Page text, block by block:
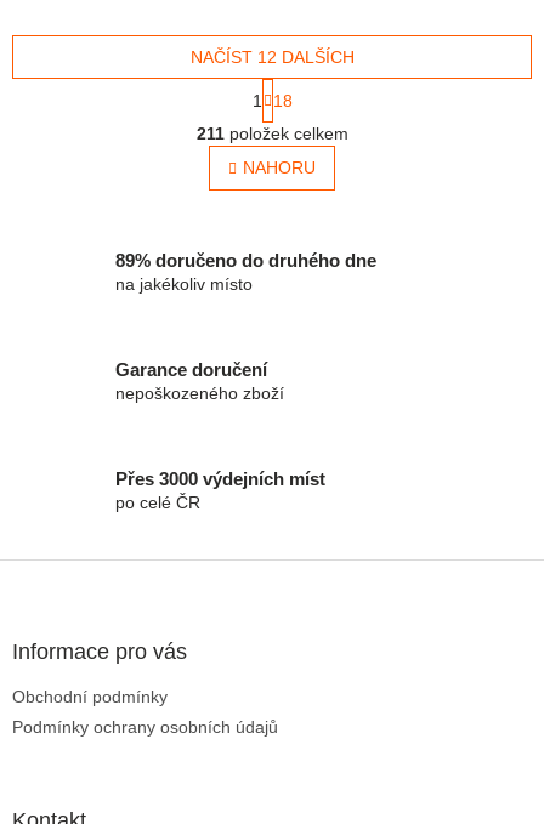
Ovládací prvky výpisu
NAČÍST 12 DALŠÍCH
1
18
211položek celkem
NAHORU
89% doručeno do druhého dne
na jakékoliv místo
Garance doručení
nepoškozeného zboží
Přes 3000 výdejních míst
po celé ČR
Informace pro vás
Obchodní podmínky
Podmínky ochrany osobních údajů